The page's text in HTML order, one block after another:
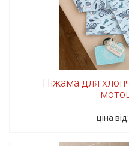
Піжама для
ціна від: